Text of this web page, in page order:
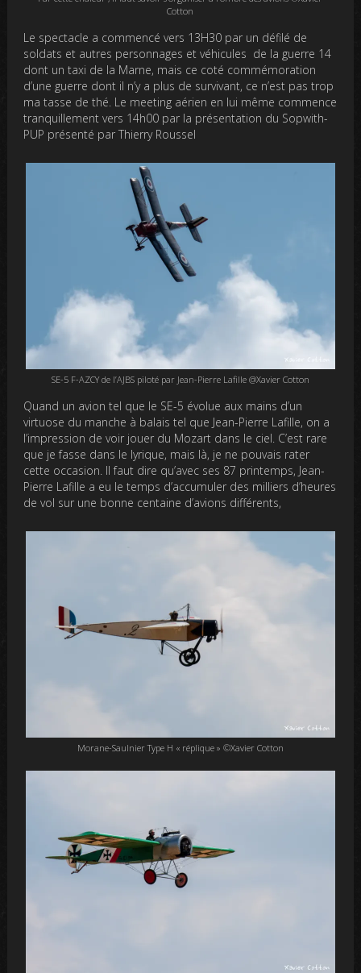
Cotton
Le spectacle a commencé vers 13H30 par un défilé de
soldats et autres personnages et véhicules de la guerre 14
dont un taxi de la Marne, mais ce coté commémoration
d’une guerre dont il n’y a plus de survivant, ce n’est pas trop
ma tasse de thé. Le meeting aérien en lui même commence
tranquillement vers 14h00 par la présentation du Sopwith-
PUP présenté par Thierry Roussel
SE-5 F-AZCY de l’AJBS piloté par Jean-Pierre Lafille @Xavier Cotton
Quand un avion tel que le SE-5 évolue aux mains d’un
virtuose du manche à balais tel que Jean-Pierre Lafille, on a
l’impression de voir jouer du Mozart dans le ciel. C’est rare
que je fasse dans le lyrique, mais là, je ne pouvais rater
cette occasion. Il faut dire qu’avec ses 87 printemps, Jean-
Pierre Lafille a eu le temps d’accumuler des milliers d’heures
de vol sur une bonne centaine d’avions différents,
Morane-Saulnier Type H « réplique » ©Xavier Cotton